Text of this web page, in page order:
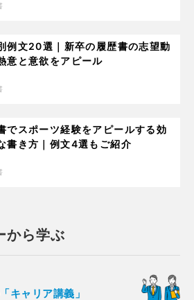
例文20選｜新卒の履歴書の志望動
意と意欲をアピール
でスポーツ経験をアピールする効
書き方｜例文4選もご紹介
から学ぶ
キャリア講義」